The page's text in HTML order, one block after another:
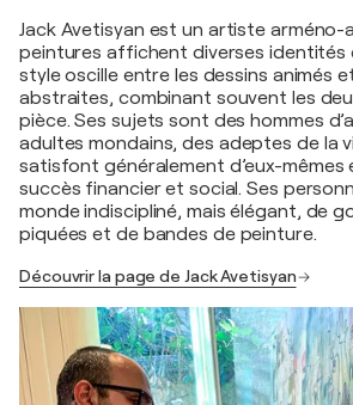
Jack Avetisyan est un artiste arméno-
peintures affichent diverses identités
style oscille entre les dessins animés
abstraites, combinant souvent les
pièce. Ses sujets sont des hommes
adultes mondains, des adeptes de la
satisfont généralement d’eux-mêmes
succès financier et social. Ses
monde indiscipliné, mais élégant, de
piquées et de bandes de peinture.
Découvrir la page de Jack Avetisyan